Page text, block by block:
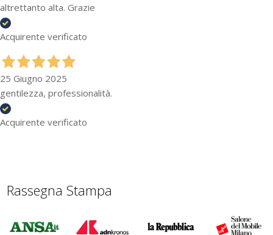
altrettanto alta. Grazie
Acquirente verificato
25 Giugno 2025
gentilezza, professionalità.
Acquirente verificato
Rassegna Stampa